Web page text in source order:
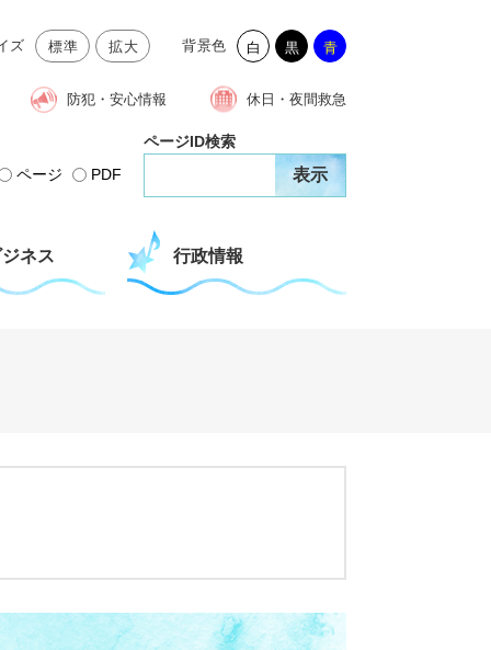
ズ 標準 拡大 背景色 白 黒 青
防犯・安心情報 休日・夜間救急
ページ PDF
ページID検索
ネス 行政情報